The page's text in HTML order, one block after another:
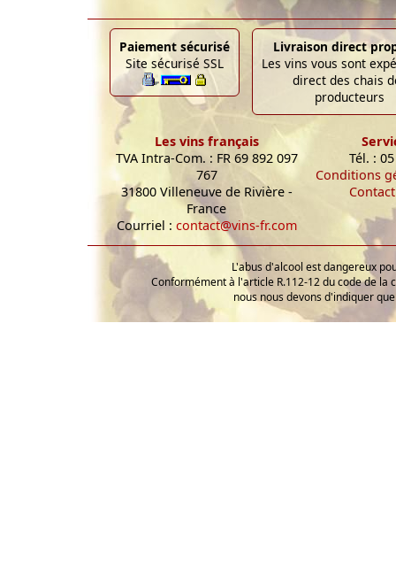
Paiement sécurisé
Site sécurisé SSL
Livraison direct
Les vins vous sont
direct des chais
producteurs
Les vins français
TVA Intra-Com. : FR 69 892 097
767
31800 Villeneuve de Rivière -
France
Courriel : contact@vins-fr.com
Tél. :
Conditions
Contact
L'abus d'alcool est dangereux
Conformément à l'article R.112-12 du code de la
nous nous devons d'indiquer